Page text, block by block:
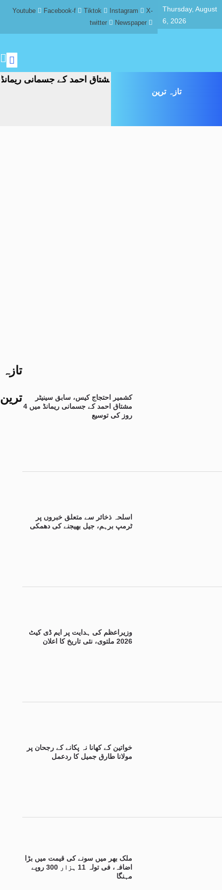
Youtube Facebook-f Tiktok Instagram
X-
twitter
Newspaper
Thursday, August
6, 2026
کیس، سابق سینیٹر مشتاق احمد کے جسمانی ریمانڈ میں 4 روز کی
تازہ ترین
تازہ
ترین
کشمیر احتجاج کیس، سابق سینیٹر
مشتاق احمد کے جسمانی ریمانڈ میں 4
روز کی توسیع
اسلحہ ذخائر سے متعلق خبروں پر
ٹرمپ برہم، جیل بھیجنے کی دھمکی
وزیراعظم کی ہدایت پر ایم ڈی کیٹ
2026 ملتوی، نئی تاریخ کا اعلان
خواتین کے کھانا نہ پکانے کے رجحان پر
مولانا طارق جمیل کا ردعمل
ملک بھر میں سونے کی قیمت میں بڑا
اضافہ، فی تولہ 11 ہزار 300 روپے
مہنگا